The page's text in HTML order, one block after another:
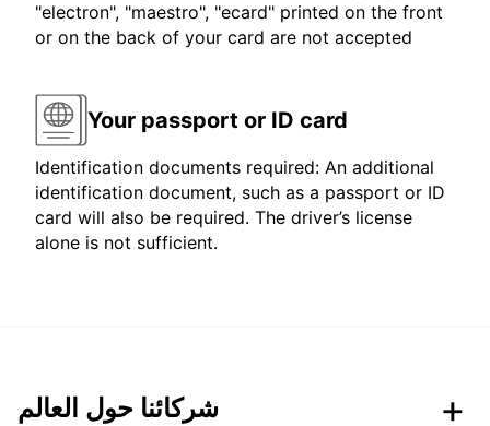
"electron", "maestro", "ecard" printed on the front
or on the back of your card are not accepted
Your passport or ID card
Identification documents required: An additional
identification document, such as a passport or ID
card will also be required. The driver’s license
alone is not sufficient.
شركائنا حول العالم